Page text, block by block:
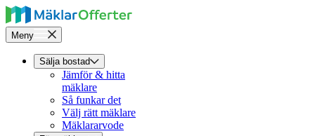
Meny
Sälja bostad
Jämför & hitta
mäklare
Så funkar det
Välj rätt mäklare
Mäklararvode